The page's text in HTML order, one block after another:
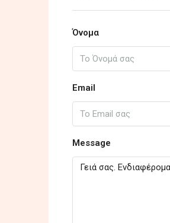
Όνομα
Email
Message